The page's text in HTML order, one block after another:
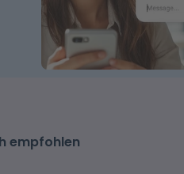
empfohlen